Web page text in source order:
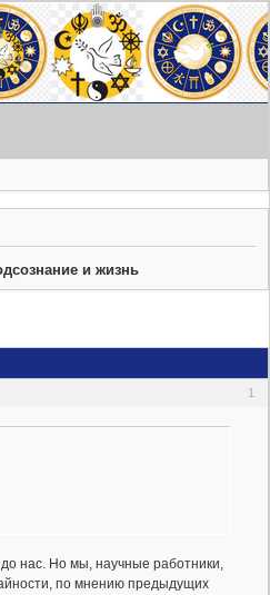
и жизнь
1
нас. Но мы, научные работники,
по мнению предыдущих